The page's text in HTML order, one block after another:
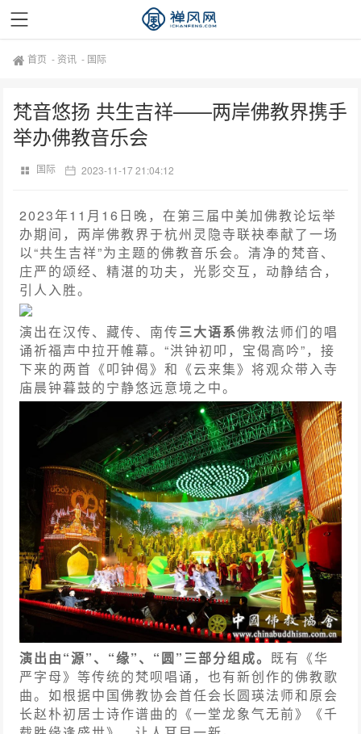
首页 - 资讯 - 国际
梵音悠扬 共生吉祥——两岸佛教界携手
举办佛教音乐会
国际 2023-11-17 21:04:12
2023年11月16日晚，在第三届中美加佛教论坛举
办期间，两岸佛教界于杭州灵隐寺联袂奉献了一场
以“共生吉祥”为主题的佛教音乐会。清净的梵音、
庄严的颂经、精湛的功夫，光影交互，动静结合，
引人入胜。
演出在汉传、藏传、南传三大语系佛教法师们的唱
诵祈福声中拉开帷幕。“洪钟初叩，宝偈高吟”，接
下来的两首《叩钟偈》和《云来集》将观众带入寺
庙晨钟暮鼓的宁静悠远意境之中。
演出由“源”、“缘”、“圆”三部分组成。 既有《华
严字母》等传统的梵呗唱诵，也有新创作的佛教歌
曲。如根据中国佛教协会首任会长圆瑛法师和原会
长赵朴初居士诗作谱曲的《一堂龙象气无前》《千